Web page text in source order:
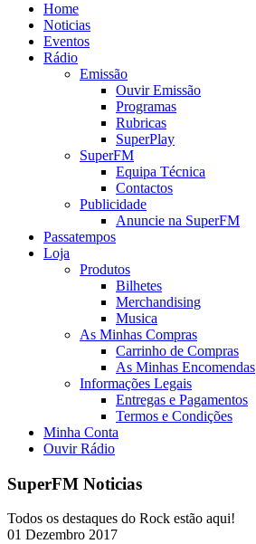
Home
Noticias
Eventos
Rádio
Emissão
Ouvir Emissão
Programas
Rubricas
SuperPlay
SuperFM
Equipa Técnica
Contactos
Publicidade
Anuncie na SuperFM
Passatempos
Loja
Produtos
Bilhetes
Merchandising
Musica
As Minhas Compras
Carrinho de Compras
As Minhas Encomendas
Informações Legais
Entregas e Pagamentos
Termos e Condições
Minha Conta
Ouvir Rádio
SuperFM Noticias
Todos os destaques do Rock estão aqui!
01 Dezembro 2017